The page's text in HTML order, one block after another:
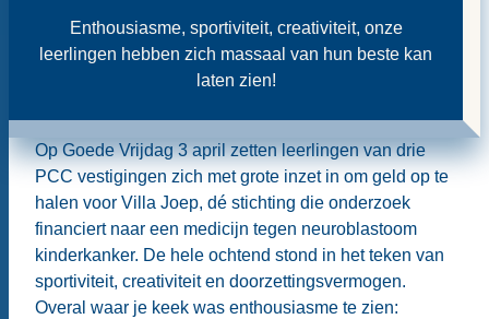
Enthousiasme, sportiviteit, creativiteit, onze
leerlingen hebben zich massaal van hun beste kan
laten zien!
Op Goede Vrijdag 3 april zetten leerlingen van drie
PCC vestigingen zich met grote inzet in om geld op te
halen voor Villa Joep, dé stichting die onderzoek
financiert naar een medicijn tegen neuroblastoom
kinderkanker. De hele ochtend stond in het teken van
sportiviteit, creativiteit en doorzettingsvermogen.
Overal waar je keek was enthousiasme te zien: